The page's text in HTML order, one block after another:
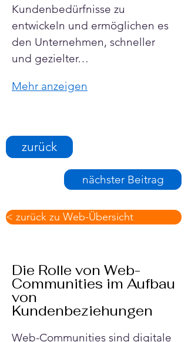
Kundenbedürfnisse zu
entwickeln und ermöglichen es
den Unternehmen, schneller
und gezielter…
Mehr anzeigen
zurück
nächster Beitrag
< zurück zu Web-Übersicht
Die Rolle von Web-
Communities im Aufbau
von
Kundenbeziehungen
Web-Communities sind digitale